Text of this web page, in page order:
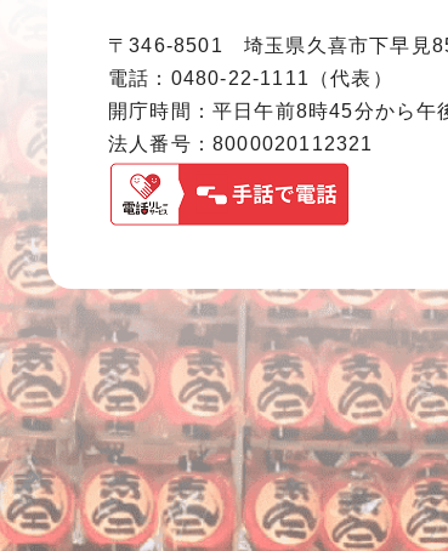
〒346-8501 埼玉県久喜市下早見
電話：0480-22-1111（代表）
開庁時間：平日午前8時45分から午
法人番号：8000020112321